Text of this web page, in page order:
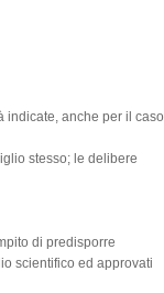
indicate, anche per il caso
stesso; le delibere
di predisporre
scientifico ed approvati